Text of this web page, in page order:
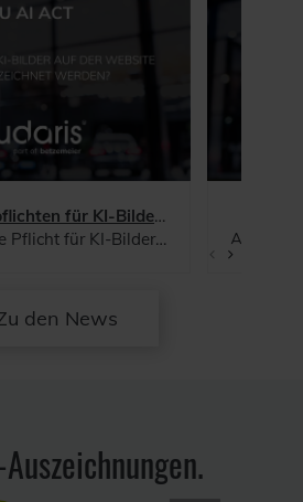
Transparenzpflichten für KI-Bilder (EU AI Act)
Bilder auf Webseiten ab August!
Ab 1. August 2026:
den News